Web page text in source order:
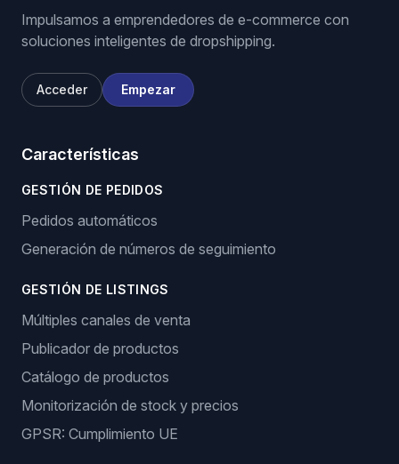
Impulsamos a emprendedores de e-commerce con
soluciones inteligentes de dropshipping.
Acceder Empezar
Características
GESTIÓN DE PEDIDOS
Pedidos automáticos
Generación de números de seguimiento
GESTIÓN DE LISTINGS
Múltiples canales de venta
Publicador de productos
Catálogo de productos
Monitorización de stock y precios
GPSR: Cumplimiento UE